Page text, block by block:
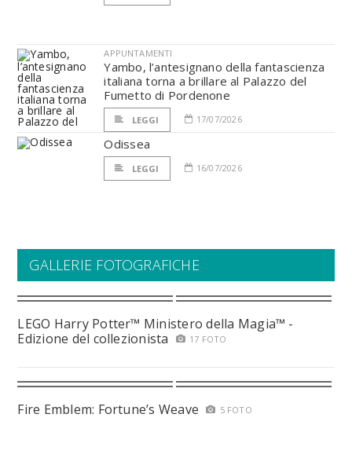
APPUNTAMENTI
Yambo, l’antesignano della fantascienza
italiana torna a brillare al Palazzo del
Fumetto di Pordenone
LEGGI 17/07/2026
Odissea
LEGGI 16/07/2026
GALLERIE FOTOGRAFICHE
LEGO Harry Potter™ Ministero della Magia™ -
Edizione del collezionista
17 FOTO
Fire Emblem: Fortune’s Weave 5 FOTO